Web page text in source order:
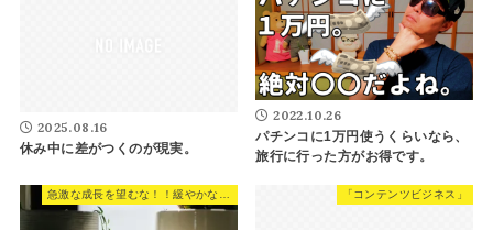
2025.08.16
休み中に差がつくのが現実。
2022.10.26
パチンコに1万円使うくらいなら、
旅行に行った方がお得です。
急激な成長を望むな！！緩やかな成長こそがベストである。 「コンテンツビジネス」